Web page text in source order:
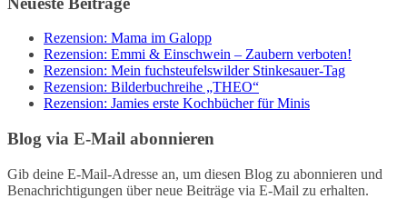
Rezension: Mama im Galopp
Rezension: Emmi & Einschwein – Zaubern verboten!
Rezension: Mein fuchsteufelswilder Stinkesauer-Tag
Rezension: Bilderbuchreihe „THEO“
Rezension: Jamies erste Kochbücher für Minis
Blog via E-Mail abonnieren
Gib deine E-Mail-Adresse an, um diesen Blog zu abonnieren und
Benachrichtigungen über neue Beiträge via E-Mail zu erhalten.